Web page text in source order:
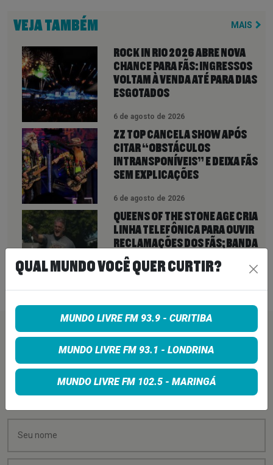
VEJA TAMBÉM MAIS
ROCK IN RIO 2026 ABRE NOVA
CHANCE PARA FÃS: INGRESSOS
VOLTAM À VENDA ATÉ PARA DIAS
ESGOTADOS
6 de agosto de 2026
ZZ TOP CANCELA SHOW APÓS
CITAR “OBSTÁCULOS
INTRANSPONÍVEIS” E DEIXA FÃS
SEM EXPLICAÇÕES
6 de agosto de 2026
QUEENS OF THE STONE AGE CRIA
LINHA TELEFÔNICA PARA OUVIR
RECLAMAÇÕES DOS FÃS; BANDA
DIZ QUE “NENHUMA LAMÚRIA É
PEQUENA DEMAIS”
PEÇA SUA MÚSICA
Quer sugerir uma música para rolar na minha
programação? É só preencher os campos abaixo:
QUAL MUNDO VOCÊ QUER CURTIR?
MUNDO LIVRE FM 93.9 - CURITIBA
MUNDO LIVRE FM 93.1 - LONDRINA
MUNDO LIVRE FM 102.5 - MARINGÁ